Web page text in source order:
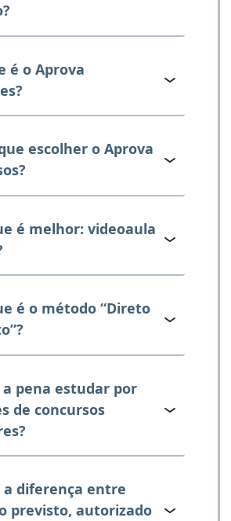
é o Aprova
escolher o Aprova
é melhor: videoaula
é o método “Direto
a pena estudar por
de concursos
a diferença entre
previsto, autorizado